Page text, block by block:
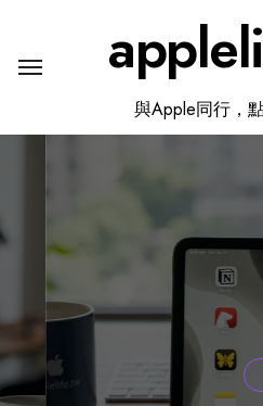
content
與Apple同行，
軟體與